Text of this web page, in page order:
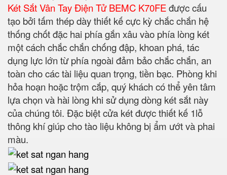
Két Sắt Vân Tay Điện Tử BEMC K70FEđược cấu
tạo bởi tấm thép dày thiết kế cực kỳ chắc chắn hệ
thống chốt đặc hai phía gắn xâu vào phía lòng két
một cách chắc chắn chống đập, khoan phá, tác
dụng lực lớn từ phía ngoài đảm bảo chắc chắn, an
toàn cho các tài liệu quan trọng, tiền bạc. Phòng khi
hỏa hoạn hoặc trộm cắp, quý khách có thể yên tâm
lựa chọn và hài lòng khi sử dụng dòng két sắt này
của chúng tôi. Đặc biệt cửa két được thiết kế 1lỗ
thông khí giúp cho tào liệu không bị ẩm ướt và phai
màu.